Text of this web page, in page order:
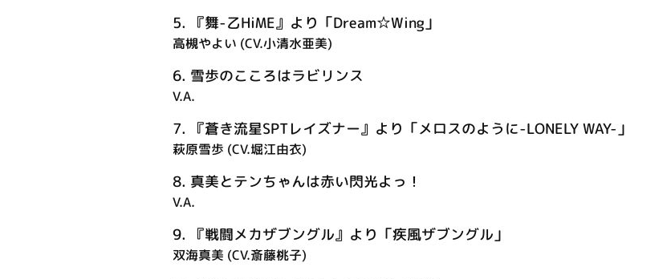
5. 『舞-乙HiME』より「Dream☆Wing」
高槻やよい (CV.小清水亜美)
6. 雪歩のこころはラビリンス
V.A.
7. 『蒼き流星SPTレイズナー』より「メロスのように-LONELY WAY-」
萩原雪歩 (CV.堀江由衣)
8. 真美とテンちゃんは赤い閃光よっ！
V.A.
9. 『戦闘メカザブングル』より「疾風ザブングル」
双海真美 (CV.斎藤桃子)